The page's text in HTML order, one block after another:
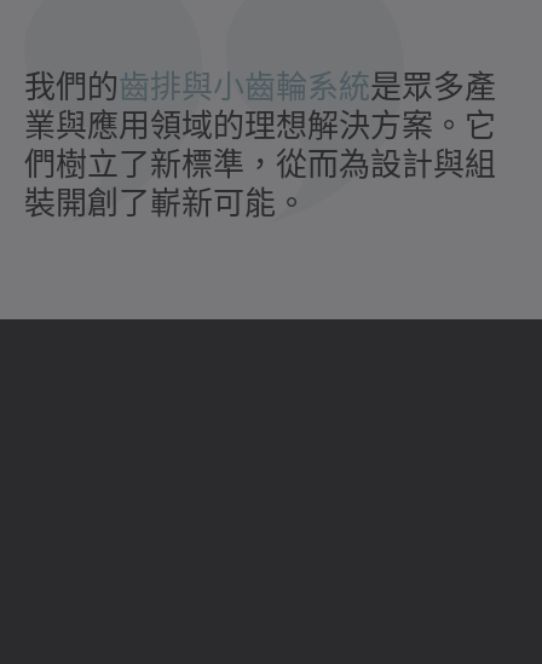
我們的齒排與小齒輪系統是眾多產
業與應用領域的理想解決方案。它
們樹立了新標準，從而為設計與組
裝開創了嶄新可能。